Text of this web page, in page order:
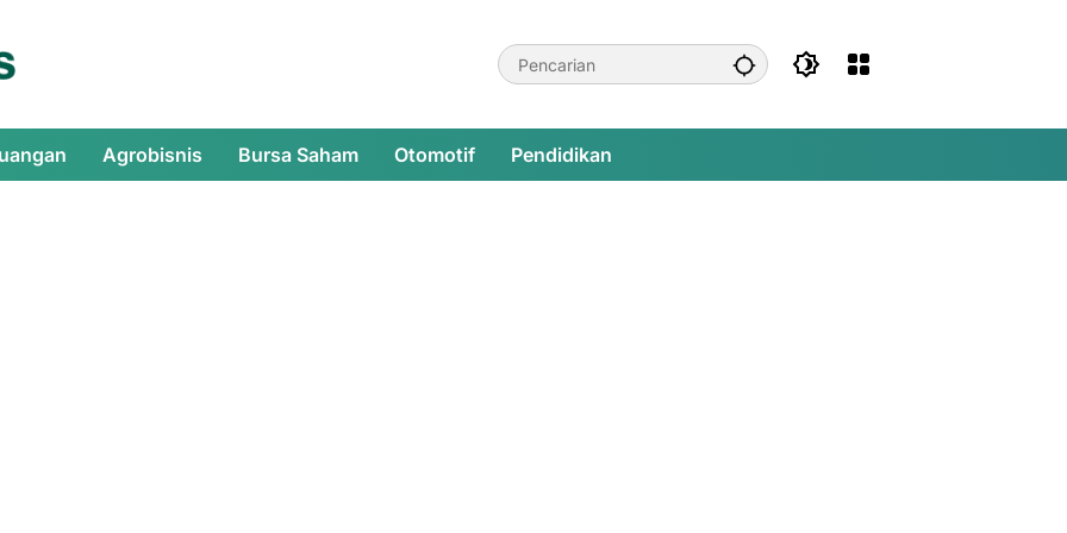
Agrobisnis Bursa Saham Otomotif Pendidikan